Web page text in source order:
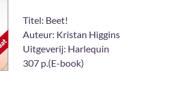
Titel: Beet!
Auteur: Kristan Higgins
Uitgeverij: Harlequin
307 p.(E-book)